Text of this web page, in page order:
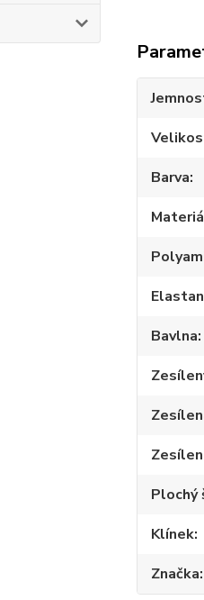
Barva
Elastan
Bavlna
Plochý
Klínek
Značka